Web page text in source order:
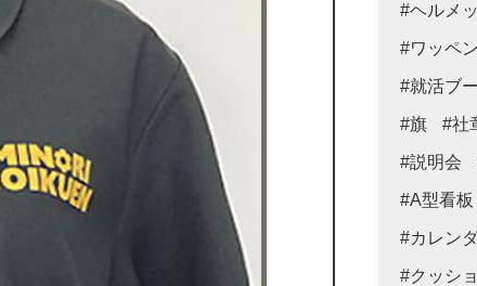
#ヘルメ
#ワッペン
#就活ブ
#旗 #社
#説明会
#A型看板
#カレン
#クッシ